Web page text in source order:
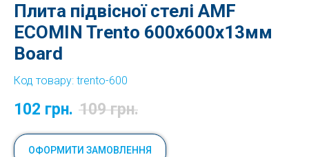
Плита підвісної стелі AMF
ECOMIN Trento 600x600х13мм
Board
Код товару: trento-600
102 грн. 109 грн.
ОФОРМИТИ ЗАМОВЛЕННЯ